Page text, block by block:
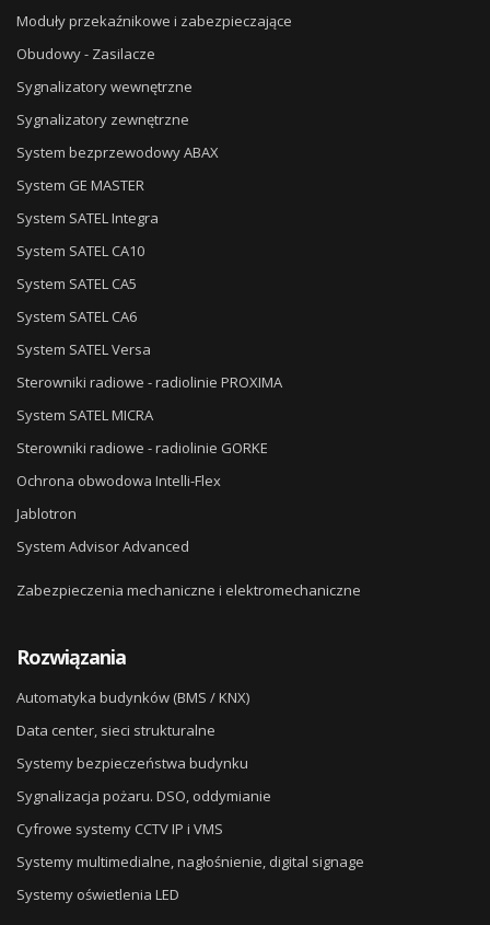
Moduły przekaźnikowe i zabezpieczające
Obudowy - Zasilacze
Sygnalizatory wewnętrzne
Sygnalizatory zewnętrzne
System bezprzewodowy ABAX
System GE MASTER
System SATEL Integra
System SATEL CA10
System SATEL CA5
System SATEL CA6
System SATEL Versa
Sterowniki radiowe - radiolinie PROXIMA
System SATEL MICRA
Sterowniki radiowe - radiolinie GORKE
Ochrona obwodowa Intelli-Flex
Jablotron
System Advisor Advanced
Zabezpieczenia mechaniczne i elektromechaniczne
Rozwiązania
Automatyka budynków (BMS / KNX)
Data center, sieci strukturalne
Systemy bezpieczeństwa budynku
Sygnalizacja pożaru. DSO, oddymianie
Cyfrowe systemy CCTV IP i VMS
Systemy multimedialne, nagłośnienie, digital signage
Systemy oświetlenia LED